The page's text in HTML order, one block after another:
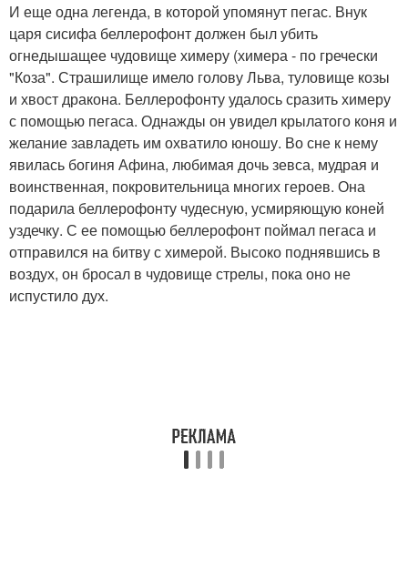
И еще одна легенда, в которой упомянут пегас. Внук
царя сисифа беллерофонт должен был убить
огнедышащее чудовище химеру (химера - по гречески
"Коза". Страшилище имело голову Льва, туловище козы
и хвост дракона. Беллерофонту удалось сразить химеру
с помощью пегаса. Однажды он увидел крылатого коня и
желание завладеть им охватило юношу. Во сне к нему
явилась богиня Афина, любимая дочь зевса, мудрая и
воинственная, покровительница многих героев. Она
подарила беллерофонту чудесную, усмиряющую коней
уздечку. С ее помощью беллерофонт поймал пегаса и
отправился на битву с химерой. Высоко поднявшись в
воздух, он бросал в чудовище стрелы, пока оно не
испустило дух.